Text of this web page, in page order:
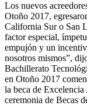
Los nuevos
Otoño 2017,
California Sur o San
factor especial,
empujón y un
nosotros mismos”,
Bachillerato
en Otoño 2017
la beca de
ceremonia de Becas